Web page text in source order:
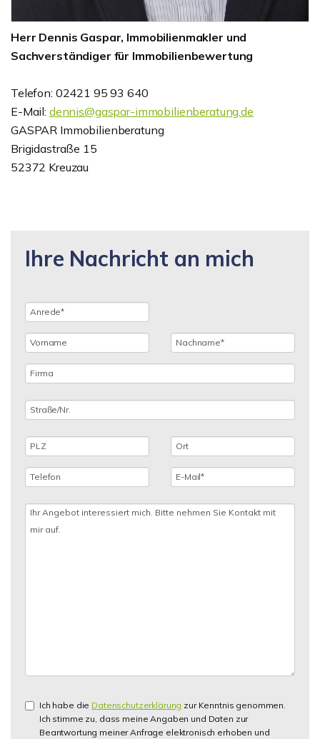
Herr Dennis Gaspar, Immobilienmakler und
Sachverständiger für Immobilienbewertung
Telefon: 02421 95 93 640
E-Mail: dennis@gaspar-immobilienberatung.de
GASPAR Immobilienberatung
Brigidastraße 15
52372 Kreuzau
Ihre Nachricht an mich
Ich habe die Datenschutzerklärung zur Kenntnis genommen.
Ich stimme zu, dass meine Angaben und Daten zur
Beantwortung meiner Anfrage elektronisch erhoben und